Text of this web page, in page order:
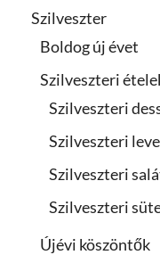
Szilveszter
Boldog új évet
Szilveszteri
Szilveszteri
Szilveszteri
Szilveszteri
Szilveszteri
Újévi köszöntők